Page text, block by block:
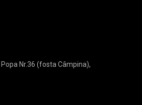
Popa Nr.36 (fosta Câmpina),